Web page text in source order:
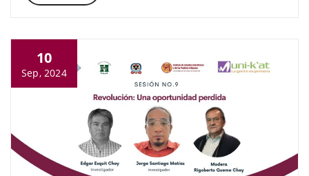
10
Sep, 2024